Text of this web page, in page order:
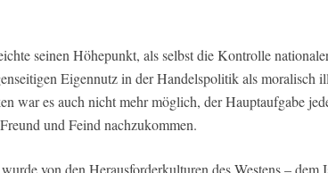
seinen Höhepunkt, als selbst die Kontrolle
Eigennutz in der Handelspolitik als moralisch
war es auch nicht mehr möglich, der Hauptaufgabe
und Feind nachzukommen.
von den Herausforderkulturen des Westens – dem